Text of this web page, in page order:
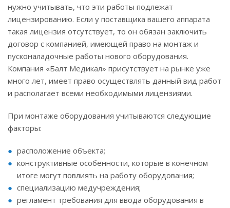
нужно учитывать, что эти работы подлежат
лицензированию. Если у поставщика вашего аппарата
такая лицензия отсутствует, то он обязан заключить
договор с компанией, имеющей право на монтаж и
пусконаладочные работы нового оборудования.
Компания «Балт Медикал» присутствует на рынке уже
много лет, имеет право осуществлять данный вид работ
и располагает всеми необходимыми лицензиями.
При монтаже оборудования учитываются следующие
факторы:
расположение объекта;
конструктивные особенности, которые в конечном
итоге могут повлиять на работу оборудования;
специализацию медучреждения;
регламент требования для ввода оборудования в